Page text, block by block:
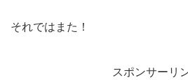
それではまた！
スポンサーリ